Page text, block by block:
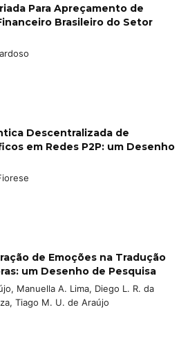
Para Apreçamento de
Brasileiro do Setor
Descentralizada de
em Redes P2P: um Desenho
de Emoções na Tradução
um Desenho de Pesquisa
Manuella A. Lima, Diego L. R. da
Tiago M. U. de Araújo